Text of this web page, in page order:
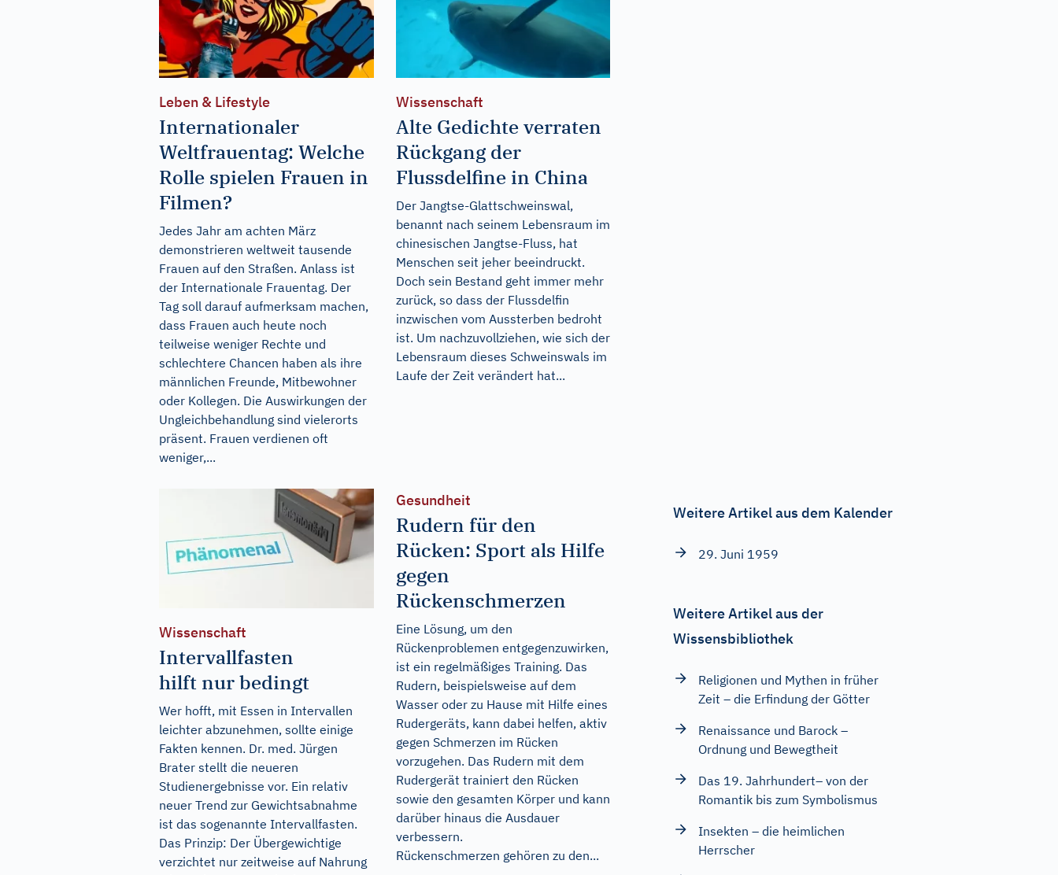
Leben & Lifestyle
Internationaler
Weltfrauentag: Welche
Rolle spielen Frauen in
Filmen?
Jedes Jahr am achten März
demonstrieren weltweit tausende
Frauen auf den Straßen. Anlass ist
der Internationale Frauentag. Der
Tag soll darauf aufmerksam machen,
dass Frauen auch heute noch
teilweise weniger Rechte und
schlechtere Chancen haben als ihre
männlichen Freunde, Mitbewohner
oder Kollegen. Die Auswirkungen der
Ungleichbehandlung sind vielerorts
präsent. Frauen verdienen oft
weniger,...
Wissenschaft
Alte Gedichte verraten
Rückgang der
Flussdelfine in China
Der Jangtse-Glattschweinswal,
benannt nach seinem Lebensraum im
chinesischen Jangtse-Fluss, hat
Menschen seit jeher beeindruckt.
Doch sein Bestand geht immer mehr
zurück, so dass der Flussdelfin
inzwischen vom Aussterben bedroht
ist. Um nachzuvollziehen, wie sich der
Lebensraum dieses Schweinswals im
Laufe der Zeit verändert hat...
Wissenschaft
Intervallfasten
hilft nur bedingt
Wer hofft, mit Essen in Intervallen
leichter abzunehmen, sollte einige
Fakten kennen. Dr. med. Jürgen
Brater stellt die neueren
Studienergebnisse vor. Ein relativ
neuer Trend zur Gewichtsabnahme
ist das sogenannte Intervallfasten.
Das Prinzip: Der Übergewichtige
verzichtet nur zeitweise auf Nahrung
Gesundheit
Rudern für den
Rücken: Sport als Hilfe
gegen
Rückenschmerzen
Eine Lösung, um den
Rückenproblemen entgegenzuwirken,
ist ein regelmäßiges Training. Das
Rudern, beispielsweise auf dem
Wasser oder zu Hause mit Hilfe eines
Rudergeräts, kann dabei helfen, aktiv
gegen Schmerzen im Rücken
vorzugehen. Das Rudern mit dem
Rudergerät trainiert den Rücken
sowie den gesamten Körper und kann
darüber hinaus die Ausdauer
verbessern.
Rückenschmerzen gehören zu den...
Weitere Artikel aus dem Kalender
29. Juni 1959
Weitere Artikel aus der
Wissensbibliothek
Religionen und Mythen in früher
Zeit – die Erfindung der Götter
Renaissance und Barock –
Ordnung und Bewegtheit
Das 19. Jahrhundert– von der
Romantik bis zum Symbolismus
Insekten – die heimlichen
Herrscher